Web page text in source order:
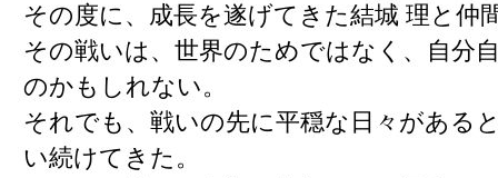
その度に、成長を遂げてきた結城 理と仲
その戦いは、世界のためではなく、自分
のかもしれない。
それでも、戦いの先に平穏な日々がある
い続けてきた。